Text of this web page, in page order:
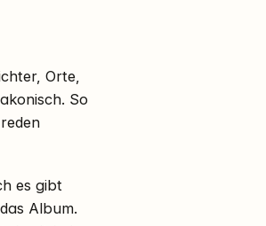
Orte,
So
es gibt
Album.